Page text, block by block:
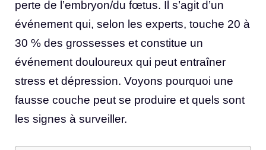
perte de l’embryon/du fœtus. Il s’agit d’un
événement qui, selon les experts, touche 20 à
30 % des grossesses et constitue un
événement douloureux qui peut entraîner
stress et dépression. Voyons pourquoi une
fausse couche peut se produire et quels sont
les signes à surveiller.